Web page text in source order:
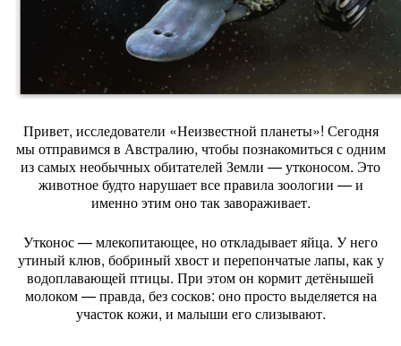
Привет, исследователи «Неизвестной планеты»! Сегодня
мыотправимсяв Австралию, чтобыпознакомитьсясодним
изсамыхнеобычныхобитателей Земли — утконосом. Это
животноебудтонарушаетвсеправилазоологии — и
именноэтимонотакзавораживает.
Утконос— млекопитающее, нооткладываетяйца. Унего
утиный клюв, бобриный хвости перепончатыелапы, каку
водоплавающей птицы. При этомон кормитдетёнышей
молоком— правда, безсосков: онопростовыделяетсяна
участоккожи, и малыши егослизывают.